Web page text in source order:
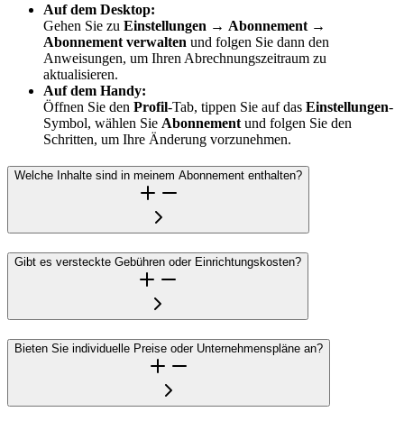
Auf dem Desktop:
Gehen Sie zu Einstellungen → Abonnement →
Abonnement verwalten und folgen Sie dann den
Anweisungen, um Ihren Abrechnungszeitraum zu
aktualisieren.
Auf dem Handy:
Öffnen Sie den Profil-Tab, tippen Sie auf das Einstellungen-
Symbol, wählen Sie Abonnement und folgen Sie den
Schritten, um Ihre Änderung vorzunehmen.
Welche Inhalte sind in meinem Abonnement enthalten?
Gibt es versteckte Gebühren oder Einrichtungskosten?
Bieten Sie individuelle Preise oder Unternehmenspläne an?